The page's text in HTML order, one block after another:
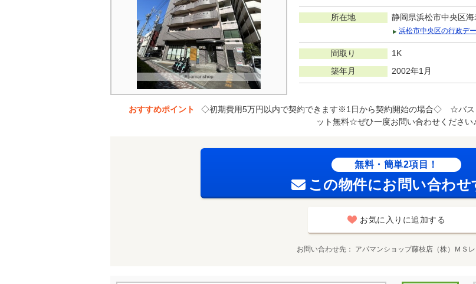
所在地 静岡県浜松市中央区海
浜松市中央区の行政デ
間取り 1K
築年月 2002年1月
おすすめポイント
◇初期費用5万円以内で契約できます※1日から契約開始の場合◇ ☆バ
ット無料☆ぜひ一度お問い合わせください♪
無料・簡単2項目！
この物件にお問い合わせ
お気に入りに追加する
お問い合わせ先 アパマンショップ藤枝店（株）ＭＳ